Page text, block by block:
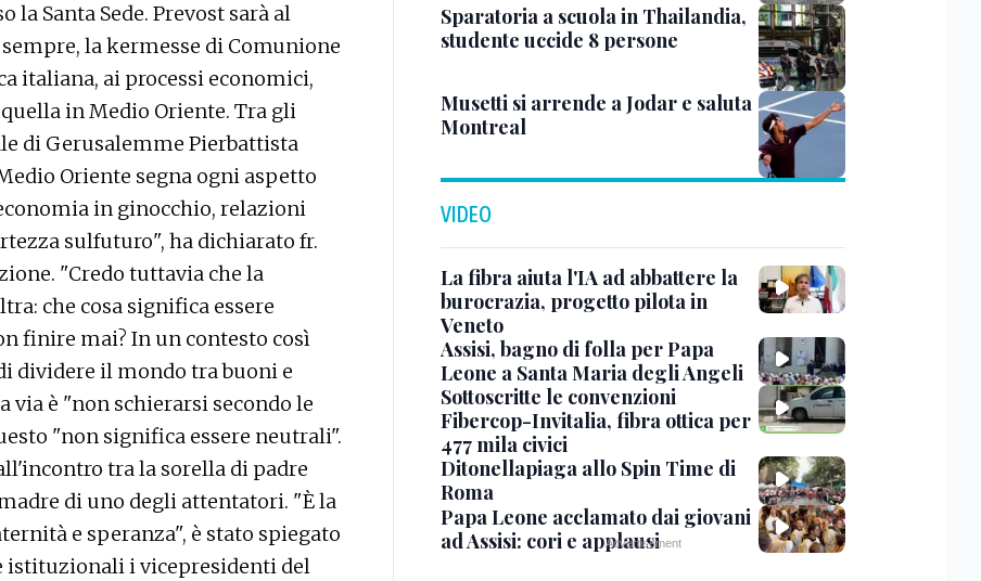
Santa Sede. Prevost sarà al
la kermesse di Comunione
italiana, ai processi economici,
in Medio Oriente. Tra gli
di Gerusalemme Pierbattista
Oriente segna ogni aspetto
in ginocchio, relazioni
sulfuturo", ha dichiarato fr.
"Credo tuttavia che la
che cosa significa essere
finire mai? In un contesto così
dividere il mondo tra buoni e
via è "non schierarsi secondo le
"non significa essere neutrali".
tra la sorella di padre
di uno degli attentatori. "È la
e speranza", è stato spiegato
istituzionali i vicepresidenti del
Sparatoria a scuola in Thailandia,
studente uccide 8 persone
Musetti si arrende a Jodar e saluta
Montreal
VIDEO
La fibra aiuta l'IA ad abbattere la
burocrazia, progetto pilota in
Veneto
Assisi, bagno di folla per Papa
Leone a Santa Maria degli Angeli
Sottoscritte le convenzioni
Fibercop-Invitalia, fibra ottica per
477 mila civici
Ditonellapiaga allo Spin Time di
Roma
Papa Leone acclamato dai giovani
ad Assisi: cori e applausi